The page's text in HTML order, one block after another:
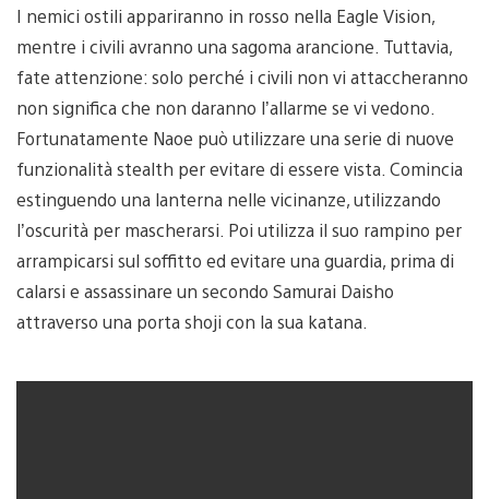
I nemici ostili appariranno in rosso nella Eagle Vision,
mentre i civili avranno una sagoma arancione. Tuttavia,
fate attenzione: solo perché i civili non vi attaccheranno
non significa che non daranno l’allarme se vi vedono.
Fortunatamente Naoe può utilizzare una serie di nuove
funzionalità stealth per evitare di essere vista. Comincia
estinguendo una lanterna nelle vicinanze, utilizzando
l’oscurità per mascherarsi. Poi utilizza il suo rampino per
arrampicarsi sul soffitto ed evitare una guardia, prima di
calarsi e assassinare un secondo Samurai Daisho
attraverso una porta shoji con la sua katana.